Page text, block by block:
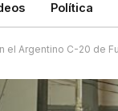
Política
el Argentino C-20 de